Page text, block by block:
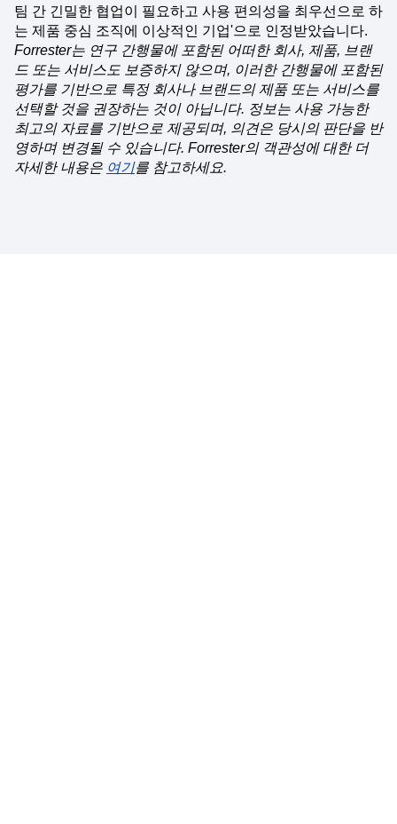
팀 간 긴밀한 협업이 필요하고 사용 편의성을 최우선으로 하
는 제품 중심 조직에 이상적인 기업'으로 인정받았습니다.
Forrester는 연구 간행물에 포함된 어떠한 회사, 제품, 브랜
드 또는 서비스도 보증하지 않으며, 이러한 간행물에 포함된
평가를 기반으로 특정 회사나 브랜드의 제품 또는 서비스를
선택할 것을 권장하는 것이 아닙니다. 정보는 사용 가능한
최고의 자료를 기반으로 제공되며, 의견은 당시의 판단을 반
영하며 변경될 수 있습니다. Forrester의 객관성에 대한 더
자세한 내용은 여기를 참고하세요.